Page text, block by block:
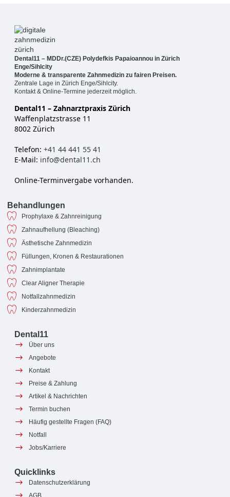
Dental11 – MDDr.(CZE) Polydefkis Papaioannou in Zürich
Enge/Sihlcity
Moderne & transparente Zahnmedizin zu fairen Preisen.
Zentrale Lage in Zürich Enge/Sihlcity.
Kontakt & Online-Termine jederzeit möglich.
Dental11 – Zahnarztpraxis Zürich
Waffenplatzstrasse 11
8002 Zürich
Telefon: +41 44 441 55 41
E-Mail: info@dental11.ch
Online-Terminvergabe vorhanden.
Behandlungen
Prophylaxe & Zahnreinigung
Zahnaufhellung (Bleaching)
Ästhetische Zahnmedizin
Füllungen, Kronen & Restaurationen
Zahnimplantate
Clear Aligner Therapie
Notfallzahnmedizin
Kinderzahnmedizin
Dental11
Über uns
Angebote
Kontakt
Preise & Zahlung
Artikel & Nachrichten
Termin buchen
Häufig gestellte Fragen (FAQ)
Notfall
Jobs/Karriere
Quicklinks
Datenschutzerklärung
AGB